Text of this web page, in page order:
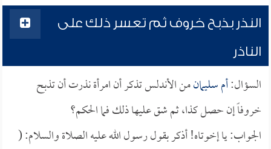
النذر بذبح خروف ثم تعسر ذلك على
الناذر
السؤال:أم سليمانمن الأندلس تذكر أن امرأة نذرت أن تذبح
خروفاً إن حصل كذا، ثم شق عليها ذلك فما الحكم؟
الجواب: يا إخوتاه! أذكر بقول رسول الله عليه الصلاة والسلام: (